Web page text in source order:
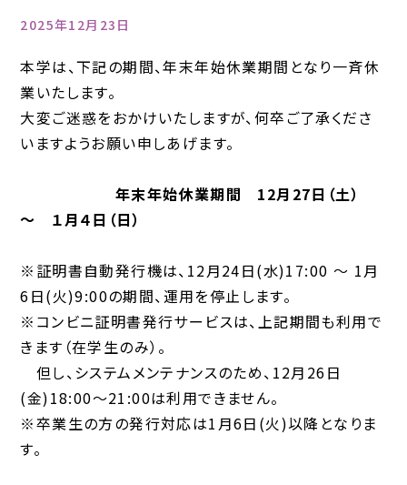
2025年12月23日
本学は、下記の期間、年末年始休業期間となり一斉休
業いたします。
大変ご迷惑をおかけいたしますが、何卒ご了承くださ
いますようお願い申しあげます。
年末年始休業期間 12月27日（土）
～ １月４日（日）
※証明書自動発行機は、12月24日(水)17:00 ～ 1月
6日(火)9:00の期間、運用を停止します。
※コンビニ証明書発行サービスは、上記期間も利用で
きます（在学生のみ）。
但し、システムメンテナンスのため、12月26日
(金)18:00～21:00は利用できません。
※卒業生の方の発行対応は1月6日(火)以降となりま
す。